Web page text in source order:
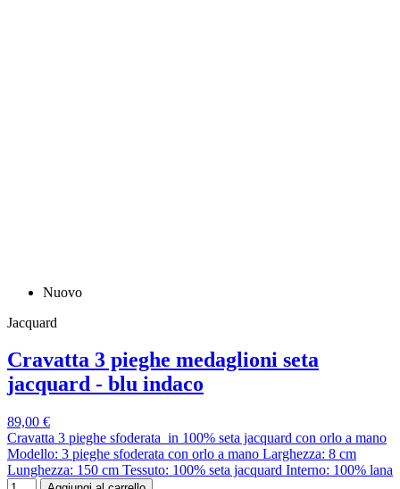
Nuovo
Jacquard
Cravatta 3 pieghe medaglioni seta
jacquard - blu indaco
89,00 €
Cravatta 3 pieghe sfoderata in 100% seta jacquard con orlo a mano
Modello: 3 pieghe sfoderata con orlo a mano Larghezza: 8 cm
Lunghezza: 150 cm Tessuto: 100% seta jacquard Interno: 100% lana